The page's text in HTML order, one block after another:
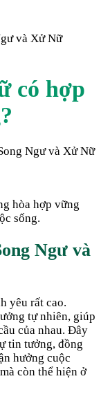
và Xử Nữ
có hợp
Ngưvà Xử Nữ
hòa hợp vững
sống.
Ngư và
yêu rất cao.
tự nhiên, giúp
của nhau. Đây
tin tưởng, đồng
hưởng cuộc
còn thể hiện ở